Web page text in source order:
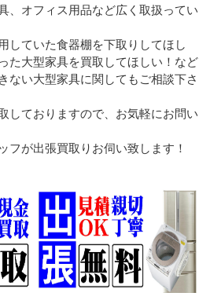
、オフィス用品など広く取扱ってい
していた食器棚を下取りしてほし
た大型家具を買取してほしい！など
ない大型家具に関してもご相談下さ
しておりますので、お気軽にお問い
フが出張買取りお伺い致します！